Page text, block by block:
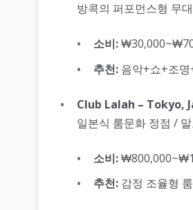
방콕의 퍼포먼스형 무
소비:
추천: 음악+쇼+조
Club Lalah – Tokyo,
일본식 룸문화 정점 /
소비:
추천: 감정 조율형